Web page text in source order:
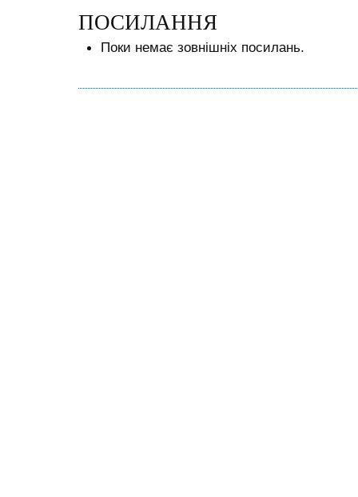
ПОСИЛАННЯ
Поки немає зовнішніх посилань.